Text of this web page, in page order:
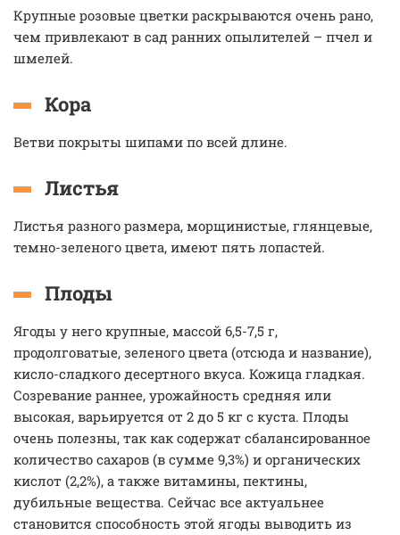
Крупные розовые цветки раскрываются очень рано,
чем привлекают в сад ранних опылителей – пчел и
шмелей.
Кора
Ветви покрыты шипами по всей длине.
Листья
Листья разного размера, морщинистые, глянцевые,
темно-зеленого цвета, имеют пять лопастей.
Плоды
Ягоды у него крупные, массой 6,5-7,5 г,
продолговатые, зеленого цвета (отсюда и название),
кисло-сладкого десертного вкуса. Кожица гладкая.
Созревание раннее, урожайность средняя или
высокая, варьируется от 2 до 5 кг с куста. Плоды
очень полезны, так как содержат сбалансированное
количество сахаров (в сумме 9,3%) и органических
кислот (2,2%), а также витамины, пектины,
дубильные вещества. Сейчас все актуальнее
становится способность этой ягоды выводить из